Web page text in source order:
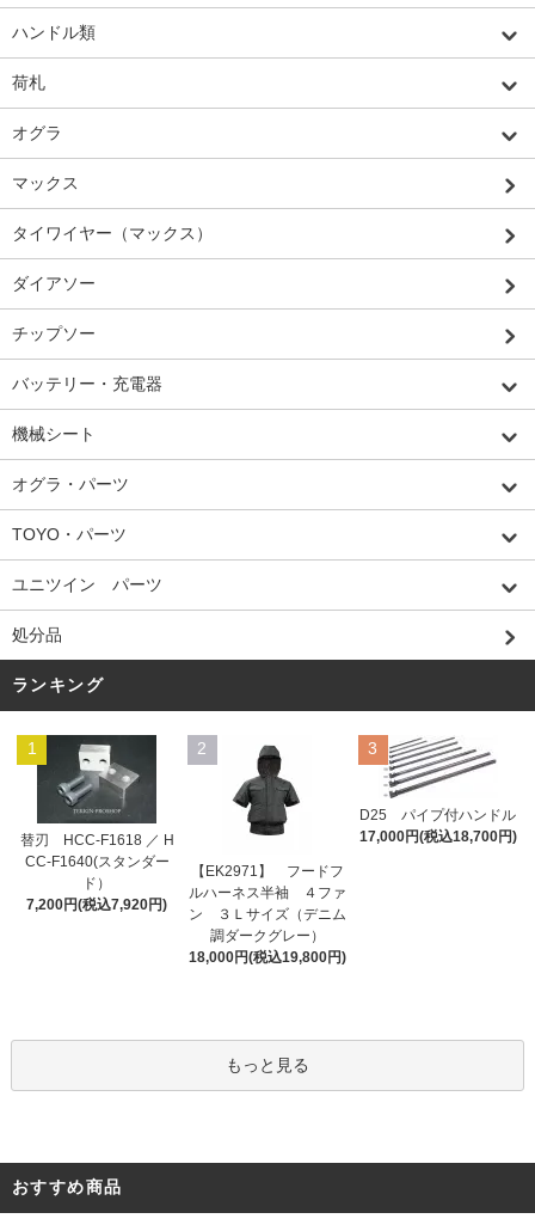
ハンドル類
荷札
オグラ
マックス
タイワイヤー（マックス）
ダイアソー
チップソー
バッテリー・充電器
機械シート
オグラ・パーツ
TOYO・パーツ
ユニツイン パーツ
処分品
ランキング
1
替刃 HCC-F1618 ／ H
CC-F1640(スタンダー
ド）
7,200円(税込7,920円)
2
【EK2971】 フードフ
ルハーネス半袖 ４ファ
ン ３Ｌサイズ（デニム
調ダークグレー）
18,000円(税込19,800円)
3
D25 パイプ付ハンドル
17,000円(税込18,700円)
もっと見る
おすすめ商品